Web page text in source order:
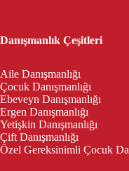
Danışmanlık Çeşitleri
Aile Danışmanlığı
Çocuk Danışmanlığı
Ebeveyn Danışmanlığı
Ergen Danışmanlığı
Yetişkin Danışmanlığı
Çift Danışmanlığı
Özel Gereksinimli Çocuk